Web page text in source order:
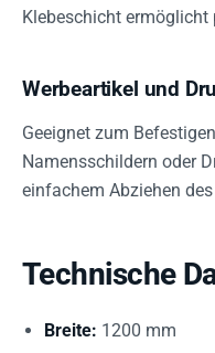
Klebeschicht ermöglicht
Werbeartikel und
Geeignet zum
Namensschildern oder
einfachem Abziehen
Technische
Breite: 1200 mm